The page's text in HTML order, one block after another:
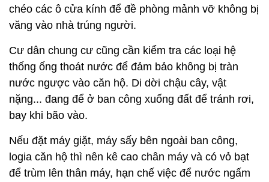
chéo các ô cửa kính để đề phòng mảnh vỡ không bị
văng vào nhà trúng người.
Cư dân chung cư cũng cần kiểm tra các loại hệ
thống ống thoát nước để đảm bảo không bị tràn
nước ngược vào căn hộ. Di dời chậu cây, vật
nặng... đang để ở ban công xuống đất để tránh rơi,
bay khi bão vào.
Nếu đặt máy giặt, máy sấy bên ngoài ban công,
logia căn hộ thì nên kê cao chân máy và có vỏ bạt
để trùm lên thân máy, hạn chế việc để nước ngấm